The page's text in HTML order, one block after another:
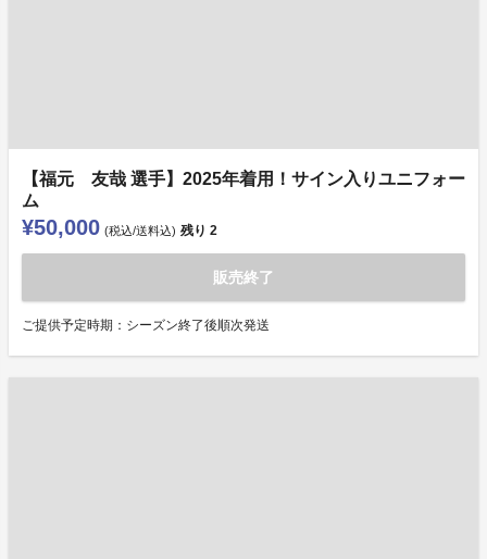
【福元 友哉 選手】2025年着用！サイン入りユニフォー
ム
¥50,000 (税込/送料込) 残り 2
販売終了
ご提供予定時期：シーズン終了後順次発送